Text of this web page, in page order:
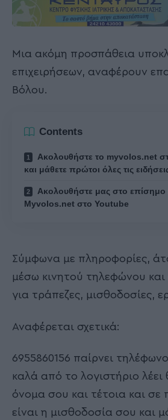
Μια ακόμη προσπάθεια
επιχειρήσεων, αναφέρουν
Βόλου.
Contents
Ακολουθήστε το myvolos.net
και μάθετε πρώτοι όλες τις
Ακολουθήστε μας στο επίσημο
Myvolos.net στο Youtube
Σύμφωνα με πληροφορίες,
μέσω κινητού τηλεφώνου και
για τράπεζες, μισθοδοσίες,
Αναφέρεται σχετικά:
6955860156 παίρνει
καλά από το λογιστήριο
όνομα σου και τέτοια και σε
είναι η μισθοδοσία σου και